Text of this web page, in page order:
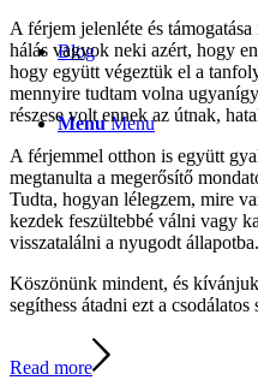
Blog
Menu Menu
A férjem jelenléte és
hálás vagyok neki azért, hogy
hogy együtt végeztük el a
mennyire tudtam volna
részese volt ennek az útnak,
A férjemmel otthon is együtt
megtanulta a megerősítő
Tudta, hogyan lélegzem, mire
kezdek feszültebbé válni vagy
visszatalálni a nyugodt állapotba.
Köszönünk mindent, és
segíthess átadni ezt a csodálatos
Read more